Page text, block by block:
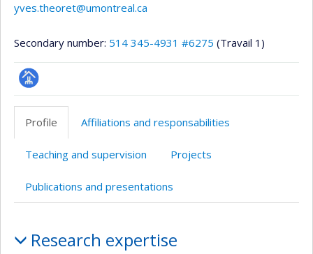
yves.theoret@umontreal.ca
Secondary number: 514 345-4931 #6275 (Travail 1)
Page
professionnelle
Profile Affiliations and responsabilities
Teaching and supervision Projects
Publications and presentations
Research expertise